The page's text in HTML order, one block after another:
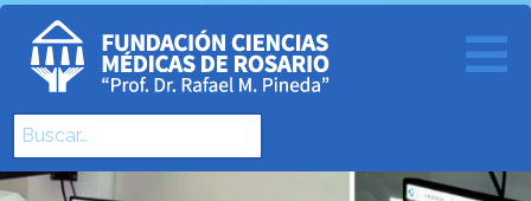
Buscar
Type 2 or more characters for results.